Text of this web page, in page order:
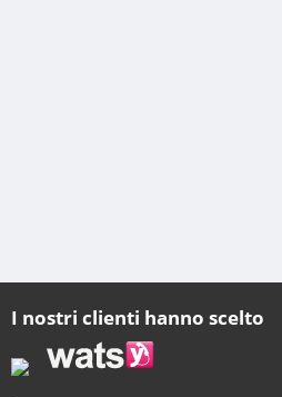
I nostri clienti hanno scelto